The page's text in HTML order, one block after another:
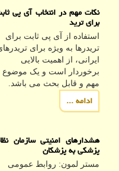
نکات مهم در انتخاب آی پی
برای ترید
استفاده از آی پی ثابت برای
تریدرها به ویژه برای
ایرانی، از اهمیت بالایی
برخوردار است و یک موضوع
مهم و قابل بحث می باشد.
ادامه ...
هشدارهای امنیتی سازمان
پزشکی به پزشکان
مستر لمون: روابط عمومی